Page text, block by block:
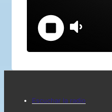
Menú
Escuchar la radio